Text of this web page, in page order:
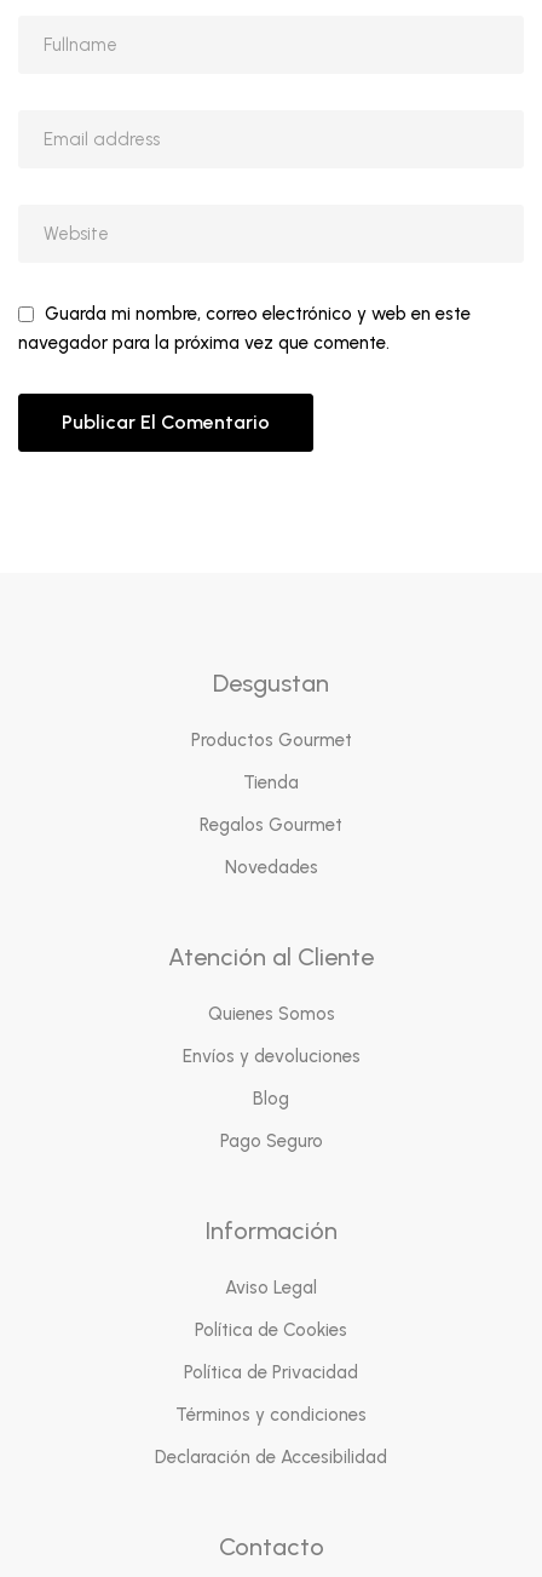
Guarda mi nombre, correo electrónico y web en este
navegador para la próxima vez que comente.
Desgustan
Productos Gourmet
Tienda
Regalos Gourmet
Novedades
Atención al Cliente
Quienes Somos
Envíos y devoluciones
Blog
Pago Seguro
Información
Aviso Legal
Política de Cookies
Política de Privacidad
Términos y condiciones
Declaración de Accesibilidad
Contacto